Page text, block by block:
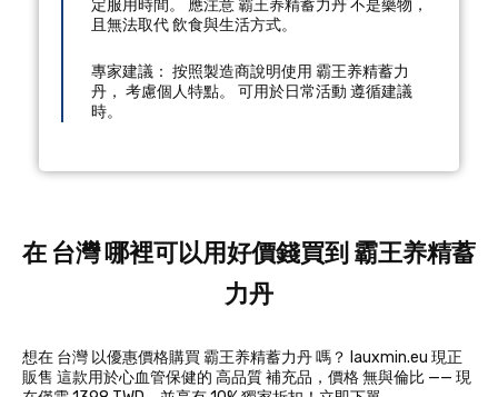
定服用時間。 應注意 霸王养精蓄力丹 不是藥物，
且無法取代 飲食與生活方式。
專家建議： 按照製造商說明使用 霸王养精蓄力
丹， 考慮個人特點。 可用於日常活動 遵循建議
時。
在 台灣 哪裡可以用好價錢買到 霸王养精蓄
力丹
想在 台灣 以優惠價格購買 霸王养精蓄力丹 嗎？ lauxmin.eu 現正
販售 這款用於心血管保健的 高品質 補充品，價格 無與倫比 —— 現